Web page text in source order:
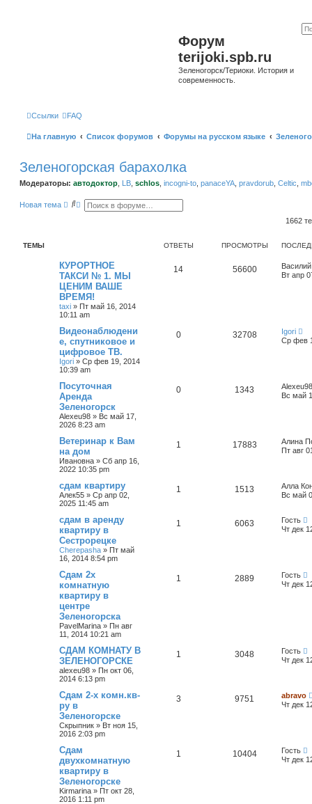
Форум
terijoki.spb.ru
Зеленогорск/Териоки. История и
современность.
Ссылки FAQ
На главную Список форумов Форумы на русском языке
Зеленогорская барахолка
Модераторы: автодоктор LB schlos incogni-to panaceYA pravdorub Celtic
Новая тема
П Р
н
н
ы
й
п
о
и
с
к
1662
ТЕМЫ ОТВЕТЫ ПРОСМОТРЫ
КУРОРТНОЕ
ТАКСИ № 1. МЫ
ЦЕНИМ ВАШЕ
ВРЕМЯ!
taxi » Пт май 16, 2014
10:11 am
14 56600
Вт апр
Видеонаблюдени
е, спутниковое и
цифровое ТВ.
Igori » Ср фев 19, 2014
10:39 am
0 32708
Igori
Ср фев
Посуточная
Аренда
Зеленогорск
Alexeu98 » Вс май 17,
2026 8:23 am
0 1343
Alexeu98
Вс май
Ветеринар к Вам
на дом
Ивановна » Сб апр 16,
2022 10:35 pm
1 17883
Алина
Пт авг
сдам квартиру
Алек55 » Ср апр 02,
2025 11:45 am
1 1513
Алла
Вс май
сдам в аренду
квартиру в
Сестрорецке
Cherepasha » Пт май
16, 2014 8:54 pm
1 6063
Гость
Чт дек
Сдам 2х
комнатную
квартиру в
центре
Зеленогорска
PavelMarina » Пн авг
11, 2014 10:21 am
1 2889
Гость
Чт дек
СДАМ КОМНАТУ В
ЗЕЛЕНОГОРСКЕ
alexeu98 » Пн окт 06,
2014 6:13 pm
1 3048
Гость
Чт дек
Сдам 2-х комн.кв-
ру в
Зеленогорске
Скрыпник » Вт ноя 15,
2016 2:03 pm
3 9751
abravo
Чт дек
Сдам
двухкомнатную
квартиру в
Зеленогорске
Kirmarina » Пт окт 28,
2016 1:11 pm
1 10404
Гость
Чт дек